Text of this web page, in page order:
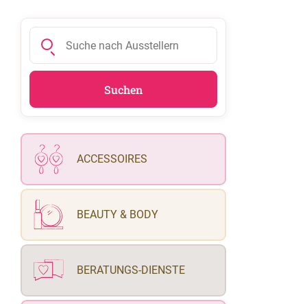
ACCESSOIRES
BEAUTY & BODY
BERATUNGS-DIENSTE